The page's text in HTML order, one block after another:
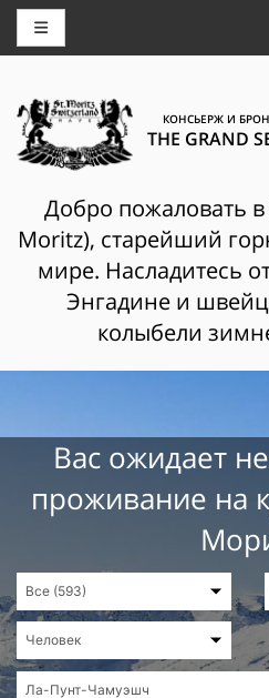
КОНСЬЕРЖ И
THE GRAND
Добро пожаловать
Moritz), старейший
мире. Насладитесь
Энгадине и
колыбели
Вас ожидает
проживание на